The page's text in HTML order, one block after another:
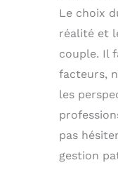
Le choix
réalité et
couple. Il
facteurs,
les
pas
gestion